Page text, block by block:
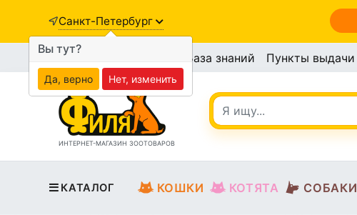
Санкт-Петербург
База знаний Пункты выдачи
ИНТЕРНЕТ-МАГАЗИН ЗООТОВАРОВ
КАТАЛОГ КОШКИ КОТЯТА СОБАКИ
Вы тут?
Да, верно Нет, изменить